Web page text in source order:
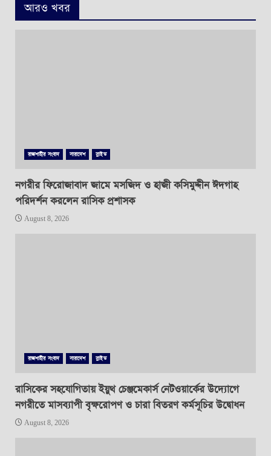
আরও খবর
রাজশাহীর সংবাদ সারাদেশ স্লাইড
নগরীর ফিরোজাবাদ জামে মসজিদ ও হাজী কসিমুদ্দীন ঈদগাহ
পরিদর্শন করলেন রাসিক প্রশাসক
August 8, 2026
রাজশাহীর সংবাদ সারাদেশ স্লাইড
রাসিকের সহযোগিতায় ইয়ুথ চেঞ্জমেকার্স নেটওয়ার্কের উদ্যোগে
নগরীতে মাসব্যাপী বৃক্ষরোপণ ও চারা বিতরণ কর্মসূচির উদ্বোধন
August 8, 2026